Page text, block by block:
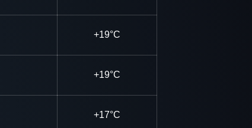
+19°C
+19°C
+17°C